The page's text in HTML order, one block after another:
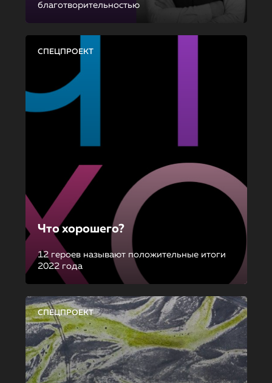
благотворительностью
СПЕЦПРОЕКТ
Что хорошего?
12 героев называют положительные итоги
2022 года
СПЕЦПРОЕКТ